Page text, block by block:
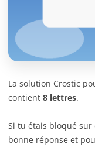
La solution Crostic
contient 8 lettres.
Si tu étais bloqué
bonne réponse et